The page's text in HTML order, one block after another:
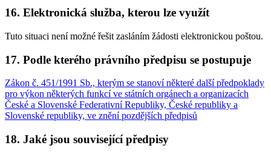
16. Elektronická služba, kterou lze využít
Tuto situaci není možné řešit zasláním žádosti elektronickou poštou.
17. Podle kterého právního předpisu se postupuje
Zákon č. 451/1991 Sb., kterým se stanoví některé další předpoklady
pro výkon některých funkcí ve státních orgánech a organizacích
České a Slovenské Federativní Republiky, České republiky a
Slovenské republiky, ve znění pozdějších předpisů
18. Jaké jsou související předpisy